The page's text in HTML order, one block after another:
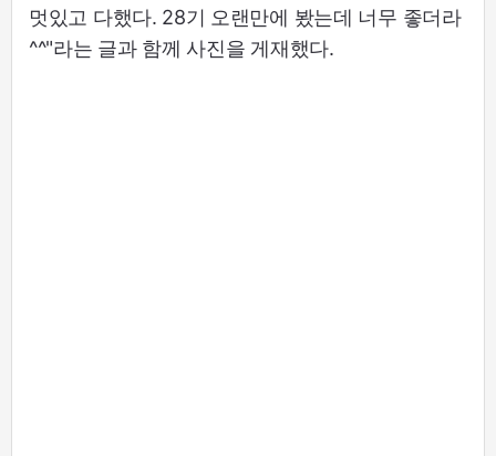
멋있고 다했다. 28기 오랜만에 봤는데 너무 좋더라
^^"라는 글과 함께 사진을 게재했다.